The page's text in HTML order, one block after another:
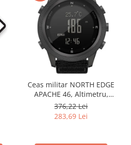
Ceas militar NORTH EDGE
APACHE 46, Altimetru,
Barometru, Cronometru,
Termometru, Pedometru,
Busola
376,22 Lei
283,69 Lei